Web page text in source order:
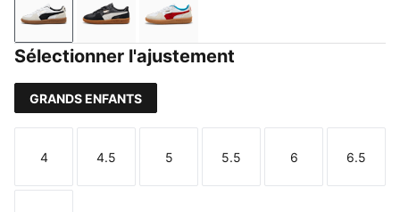
PUMA White-Vapor Gray-Gum
PUMA Black-Feather Gray-Gum
PUMA White-For All Time Red
Sélectionner l'ajustement
GRANDS ENFANTS
Taille
4
Taille
4.5
Taille
5
Taille
5.5
Taille
6
Taille
6.5